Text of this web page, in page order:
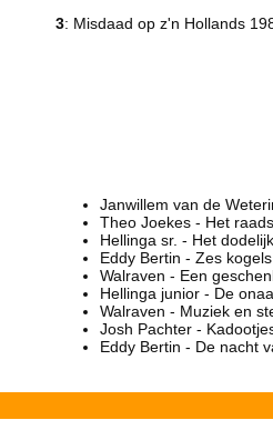
3: Misdaad op z'n Hollands
Janwillem van de
Theo Joekes - Het
Hellinga sr. - Het
Eddy Bertin - Zes
Walraven - Een
Hellinga junior - De
Walraven - Muziek en
Josh Pachter -
Eddy Bertin - De nacht